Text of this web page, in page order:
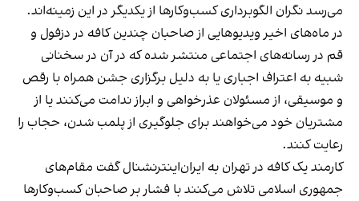
می‌رسد نگران الگوبرداری کسب‌وکارها از یکدیگر در این زمینه‌اند.
در ماه‌های اخیر ویدیوهایی از صاحبان چندین کافه در دزفول و
قم در رسانه‌های اجتماعی منتشر شده که در آن در سخنانی
شبیه به اعتراف اجباری یا به دلیل برگزاری جشن همراه با رقص
و موسیقی، از مسئولان عذرخواهی و ابراز ندامت می‌کنند یا از
مشتریان خود می‌خواهند برای جلوگیری از پلمب شدن، حجاب را
رعایت کنند.
کارمند یک کافه در تهران به ایران‌اینترنشنال گفت مقام‌های
جمهوری اسلامی تلاش می‌کنند با فشار بر صاحبان کسب‌وکارها